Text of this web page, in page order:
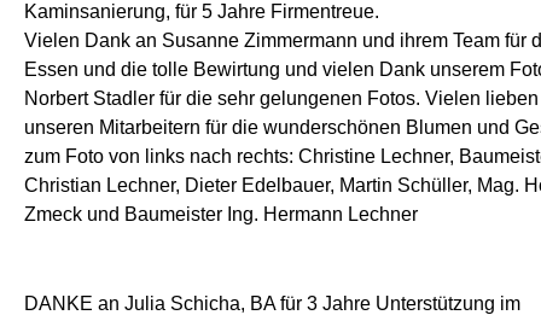
Kaminsanierung, für 5 Jahre Firmentreue.
Vielen Dank an Susanne Zimmermann und ihrem Team für
Essen und die tolle Bewirtung und vielen Dank unserem
Norbert Stadler für die sehr gelungenen Fotos. Vielen
unseren Mitarbeitern für die wunderschönen Blumen und
zum Foto von links nach rechts: Christine Lechner,
Christian Lechner, Dieter Edelbauer, Martin Schüller, Mag.
Zmeck und Baumeister Ing. Hermann Lechner
DANKE an Julia Schicha, BA für 3 Jahre Unterstützung im